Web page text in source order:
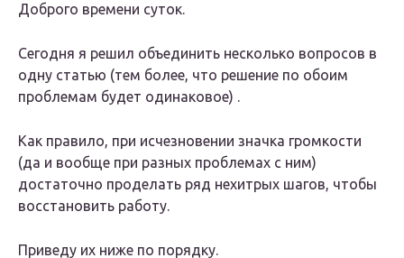
Доброго времени суток.
Сегодня я решил объединить несколько вопросов в
одну статью (тем более, что решение по обоим
проблемам будет одинаковое) .
Как правило, при исчезновении значка громкости
(да и вообще при разных проблемах с ним)
достаточно проделать ряд нехитрых шагов, чтобы
восстановить работу.
Приведу их ниже по порядку.